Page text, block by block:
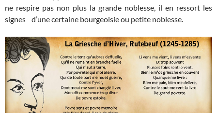
ne respire pas non plus la grande noblesse, il en ressort les
signes d’une certaine bourgeoisie ou petite noblesse.